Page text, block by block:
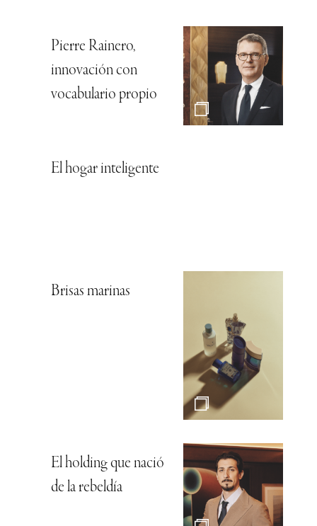
Pierre Rainero,
innovación con
vocabulario propio
El hogar inteligente
Brisas marinas
El holding que nació
de la rebeldía